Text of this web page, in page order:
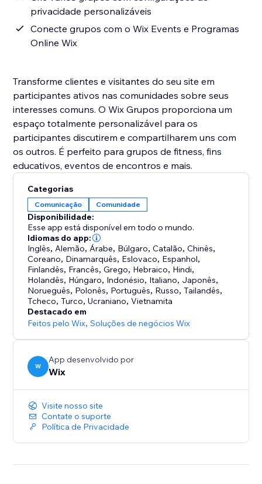
privacidade personalizáveis
Conecte grupos com o Wix Events e Programas
Online Wix
Transforme clientes e visitantes do seu site em
participantes ativos nas comunidades sobre seus
interesses comuns. O Wix Grupos proporciona um
espaço totalmente personalizável para os
participantes discutirem e compartilharem uns com
os outros. É perfeito para grupos de fitness, fins
educativos, eventos de encontros e mais.
Categorias
Comunicação Comunidade
Disponibilidade:
Esse app está disponível em todo o mundo.
Idiomas do app:
Inglês, Alemão, Árabe, Búlgaro,Catalão,Chinês,
Coreano, Dinamarquês, Eslovaco, Espanhol,
Finlandês, Francês,Grego, Hebraico, Hindi,
Holandês, Húngaro, Indonésio, Italiano, Japonês,
Norueguês, Polonês, Português, Russo,Tailandês,
Tcheco,Turco,Ucraniano,Vietnamita
Destacado em
Feitos pelo Wix,Soluções de negócios Wix
W
App desenvolvido por
Wix
Visite nosso site
Contate o suporte
Política de Privacidade